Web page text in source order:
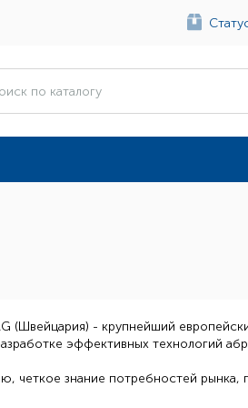
(Швейцария) - крупнейший
эффективных технологий
четкое знание потребностей рынка,